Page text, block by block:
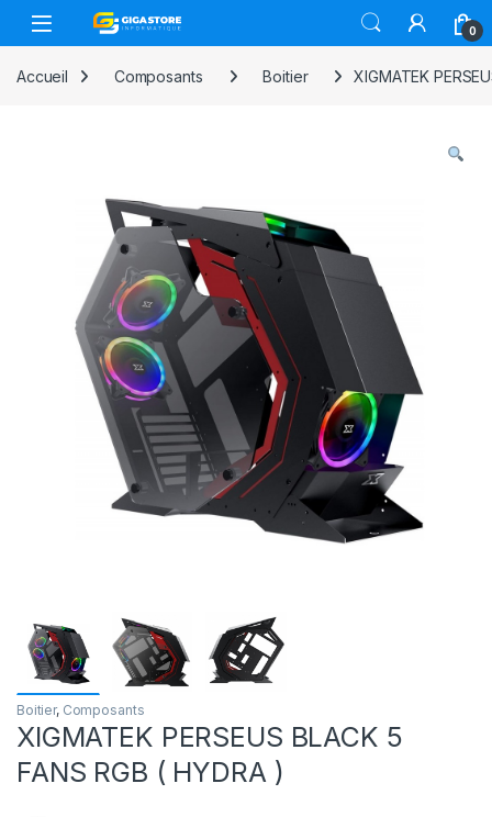
Skip to navigation
Skip to content
0
Accueil Composants Boitier XIGMATEK
Boitier, Composants
XIGMATEK PERSEUS BLACK 5
FANS RGB ( HYDRA )